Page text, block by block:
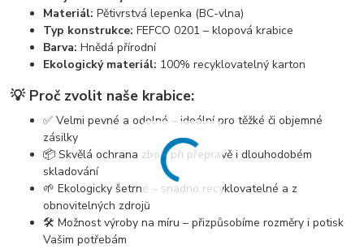
Materiál: Pětivrstvá lepenka (BC-vlna)
Typ konstrukce: FEFCO 0201 – klopová krabice
Barva: Hnědá přírodní
Ekologický materiál: 100% recyklovatelný karton
💡 Proč zvolit naše krabice:
✅ Velmi pevné a odolné – ideální pro těžké či objemné
zásilky
📦 Skvělá ochrana zboží při přepravě i dlouhodobém
skladování
🌱 Ekologicky šetrné – snadno recyklovatelné a z
obnovitelných zdrojů
🛠️ Možnost výroby na míru – přizpůsobíme rozměry i potisk
Vašim potřebám